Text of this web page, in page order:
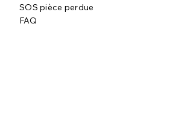
SOS pièce perdue
FAQ